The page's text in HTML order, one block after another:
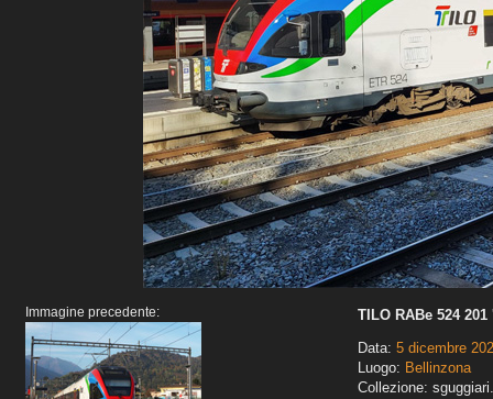
Immagine precedente:
TILO RABe 524
Data: 5 dicembre
Luogo: Bellinzona
Collezione: